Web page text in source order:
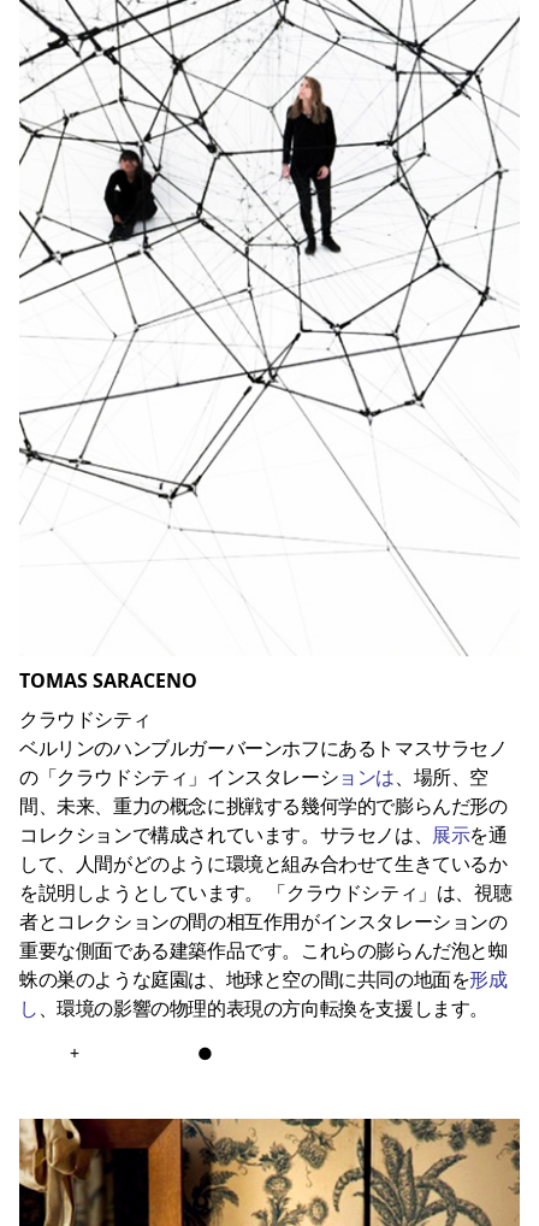
TOMAS SARACENO
クラウドシティ
ベルリンのハンブルガーバーンホフにあるトマスサラセノ
の「クラウドシティ」インスタレーションは、場所、空
間、未来、重力の概念に挑戦する幾何学的で膨らんだ形の
コレクションで構成されています。サラセノは、 展示を通
して、人間がどのように環境と組み合わせて生きているか
を説明しようとしています。 「クラウドシティ」は、視聴
者とコレクションの間の相互作用がインスタレーションの
重要な側面である建築作品です。これらの膨らんだ泡と蜘
蛛の巣のような庭園は、地球と空の間に共同の地面を形成
し、環境の影響の物理的表現の方向転換を支援します。
+ ●